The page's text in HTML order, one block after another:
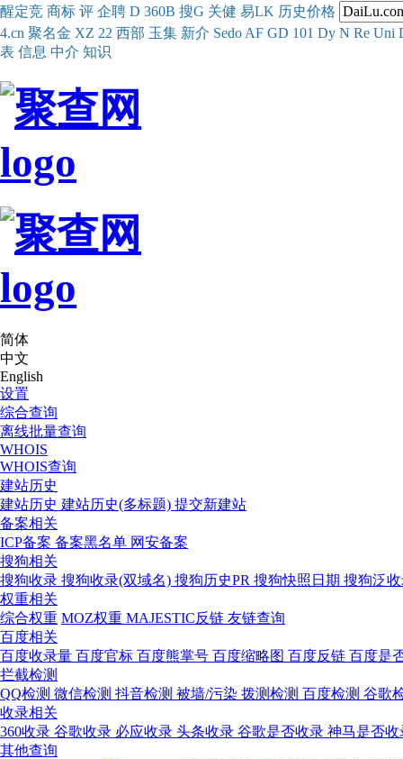
醒定竞 商标 评 企聘 D 360B 搜G 关健 易LK 历史价格
4.cn 聚名金 XZ 22 西部 玉集 新介 Sedo AF GD 101 Dy N Re Uni
表 信息 中介 知识